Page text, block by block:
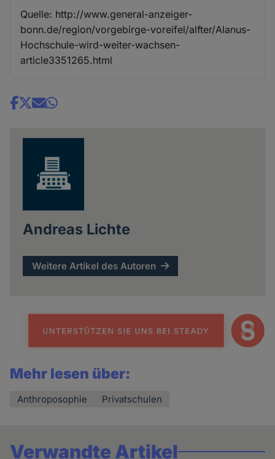
Quelle: http://www.general-anzeiger-
bonn.de/region/vorgebirge-voreifel/alfter/Alanus-
Hochschule-wird-weiter-wachsen-
article3351265.html
Share
Andreas Lichte
Weitere Artikel des Autoren
Mehr lesen über:
Anthroposophie Privatschulen
Verwandte Artikel